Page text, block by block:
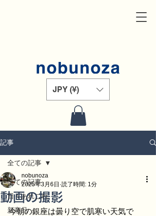
JPY (¥)
記事
全ての記事
日々あれこれ
新商品
全ての記事
動画の撮影
nobunoza
2025年3月6日 読了時間: 1分
今朝の銀座は曇り空で肌寒い天気で